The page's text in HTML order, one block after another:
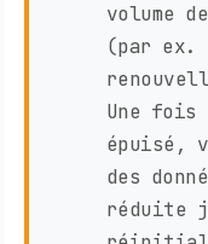
volume
(par ex.
Une
épuisé,
des
réduite